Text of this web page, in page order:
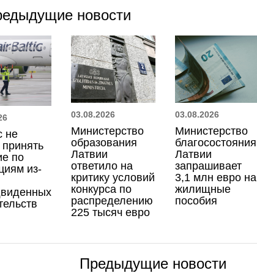
новости
не
по
из-
03.08.2026
Министерство
образования
Латвии
ответило на
критику условий
конкурса по
распределению
225 тысяч евро
03.08.2026
Министерство
благосостояния
Латвии
запрашивает
3,1 млн евро на
жилищные
пособия
Предыдущие новости